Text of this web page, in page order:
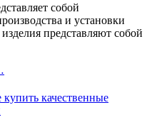
собой
и установки
представляют собой